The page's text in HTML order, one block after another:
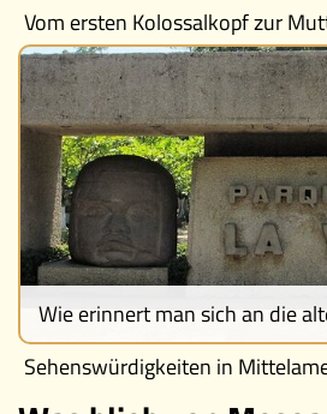
Vom ersten Kolossalkopf zur
Wie erinnert man sich an die
Sehenswürdigkeiten in